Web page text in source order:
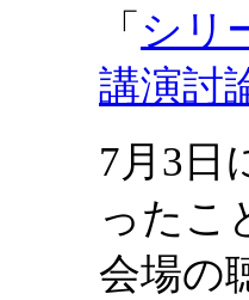
「 シリ
講演討
7月3日
ったこ
会場の